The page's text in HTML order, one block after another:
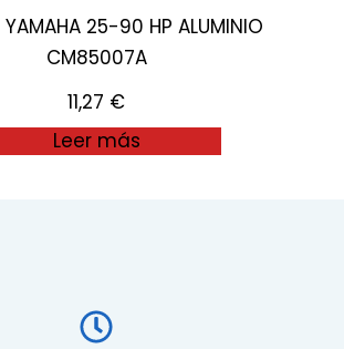
25-90 HP ALUMINIO
CM85007A
11,27 €
Leer más